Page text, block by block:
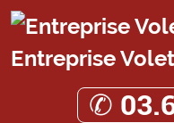
Entreprise
✆